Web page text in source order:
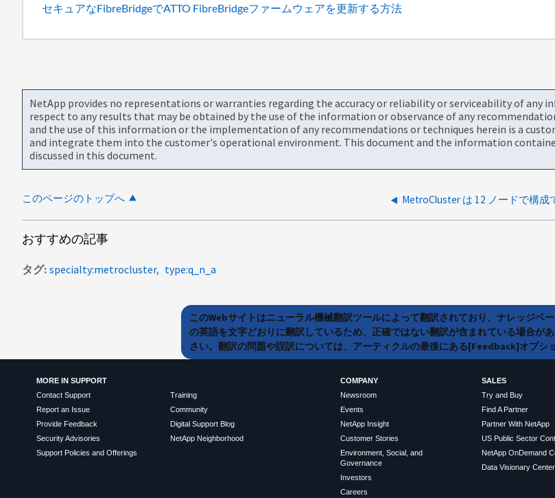
セキュアなFibreBridgeでATTO FibreBridgeファームウェアを更新する方法
NetApp provides no representations or warranties regarding the accuracy or reliability or serviceability of
respect to any results that may be obtained by the use of the information or observance of any
and the use of this information or the implementation of any recommendations or techniques herein is a
and integrate them into the customer's operational environment. This document and the information
discussed in this document.
このページのトップへ MetroCluster は 12 ノードで構成
おすすめの記事
タグ specialty:metrocluster type:q_n_a
このWebサイトはニューラル機械翻訳ツールによって翻訳されており、ナレッジ
の英語を文字どおりに翻訳しているため、正確ではない翻訳が含まれている場合
さい。翻訳の問題や誤訳については、アーティクルの最後にある[Feedback]オプシ
MORE IN SUPPORT
Contact Support
Report an Issue
Provide Feedback
Security Advisories
Support Policies and Offerings
Training
Community
Digital Support Blog
NetApp Neighborhood
COMPANY
Newsroom
Events
NetApp Insight
Customer Stories
Environment, Social, and
Governance
Investors
Careers
SALES
Try and Buy
Find A Partner
Partner With NetApp
US Public Sector
NetApp OnDemand
Data Visionary